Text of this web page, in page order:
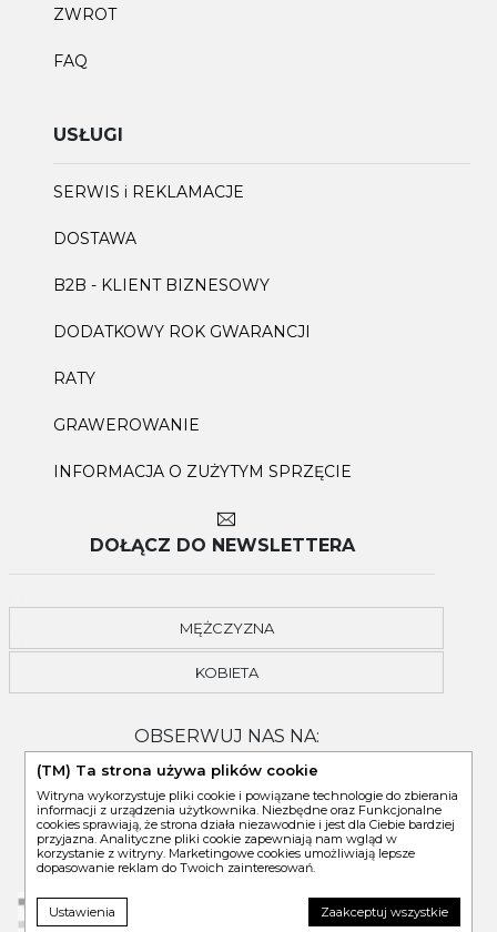
ZWROT
FAQ
USŁUGI
SERWIS i REKLAMACJE
DOSTAWA
B2B - KLIENT BIZNESOWY
DODATKOWY ROK GWARANCJI
RATY
GRAWEROWANIE
INFORMACJA O ZUŻYTYM SPRZĘCIE
DOŁĄCZ DO NEWSLETTERA
MĘŻCZYZNA
KOBIETA
OBSERWUJ NAS NA:
(TM) Ta strona używa plików cookie
Witryna wykorzystuje pliki cookie i powiązane technologie do zbierania
informacji z urządzenia użytkownika. Niezbędne oraz Funkcjonalne
cookies sprawiają, że strona działa niezawodnie i jest dla Ciebie bardziej
przyjazna. Analityczne pliki cookie zapewniają nam wgląd w
korzystanie z witryny. Marketingowe cookies umożliwiają lepsze
dopasowanie reklam do Twoich zainteresowań.
Ustawienia Zaakceptuj wszystkie